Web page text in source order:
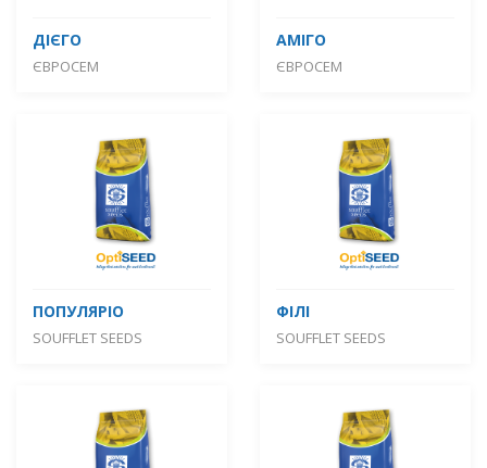
ДІЄГО
ЄВРОСЕМ
АМІГО
ЄВРОСЕМ
ПОПУЛЯРІО
SOUFFLET SEEDS
ФІЛІ
SOUFFLET SEEDS